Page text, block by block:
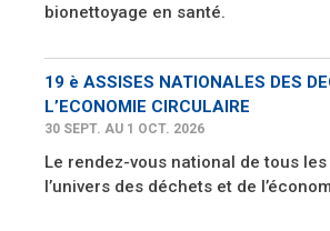
bionettoyage en santé.
19 è ASSISES NATIONALES DES
L’ECONOMIE CIRCULAIRE
30 SEPT. AU 1 OCT. 2026
Le rendez-vous national de tous
l’univers des déchets et de